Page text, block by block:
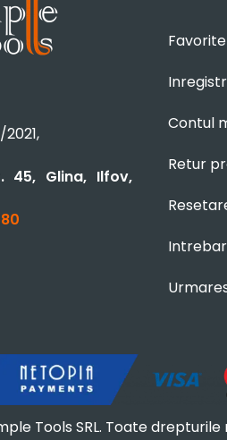
45, Glina, Ilfov,
Favorite
Contul
Retur
Tools SRL. Toate